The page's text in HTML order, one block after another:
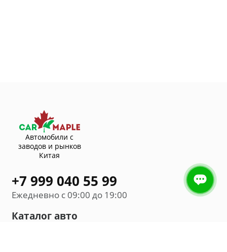
Автомобили с
заводов и рынков
Китая
+7 999 040 55 99
Ежедневно с 09:00 до 19:00
Каталог авто